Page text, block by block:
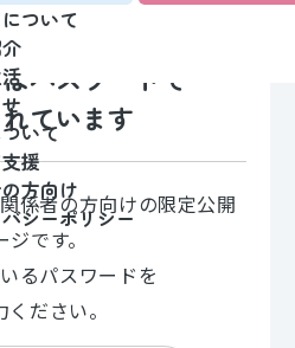
ついて
いて
援
方向け
シーポリシー
パスワードで
ています
係者の方向けの限定公開
ジです。
るパスワードを
ください。